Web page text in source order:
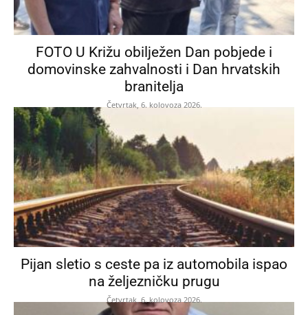
FOTO U Križu obilježen Dan pobjede i
domovinske zahvalnosti i Dan hrvatskih
branitelja
Četvrtak, 6. kolovoza 2026.
Pijan sletio s ceste pa iz automobila ispao
na željezničku prugu
Četvrtak, 6. kolovoza 2026.